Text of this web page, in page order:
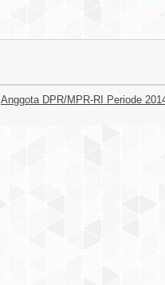
Anggota DPR/MPR-RI Periode